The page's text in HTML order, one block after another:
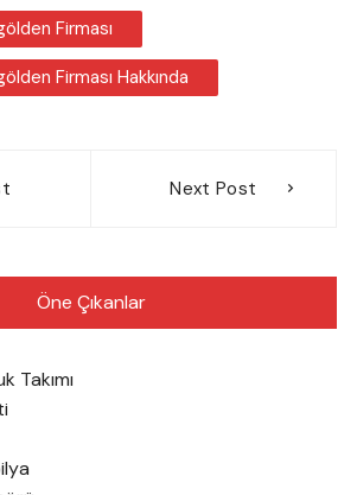
Firması
Firması Hakkında
Next Post
Öne Çıkanlar
Takımı